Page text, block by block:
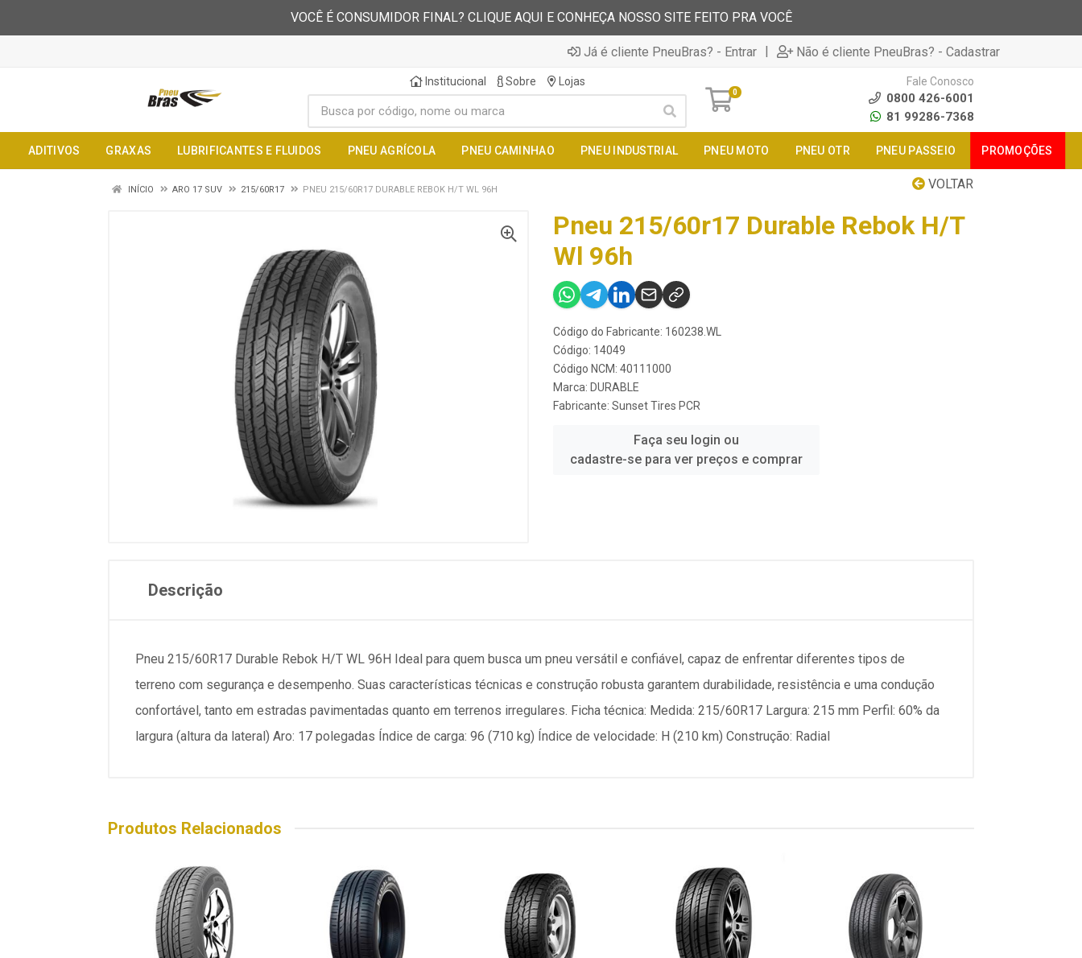
VOCÊ É CONSUMIDOR FINAL? CLIQUE AQUI E CONHEÇA NOSSO SITE FEITO PRA VOCÊ
Já é cliente PneuBras? - Entrar | Não é cliente PneuBras? - Cadastrar
Institucional Sobre Lojas
0
Fale Conosco
0800 426-6001
81 99286-7368
ADITIVOS GRAXAS LUBRIFICANTES E FLUIDOS PNEU AGRÍCOLA PNEU CAMINHAO PNEU INDUSTRIAL PNEU MOTO PNEU OTR PNEU PASSEIO PROMOÇÕES
VOLTAR
INÍCIO ARO 17 SUV 215/60R17 PNEU 215/60R17 DURABLE REBOK H/T WL 96H
Pneu 215/60r17 Durable Rebok H/T
Wl 96h
Código do Fabricante: 160238.WL
Código: 14049
Código NCM: 40111000
Marca: DURABLE
Fabricante: Sunset Tires PCR
Faça seu login ou
cadastre-se para ver preços e comprar
Descrição
Pneu 215/60R17 Durable Rebok H/T WL 96H Ideal para quem busca um pneu versátil e confiável, capaz de enfrentar diferentes tipos de
terreno com segurança e desempenho. Suas características técnicas e construção robusta garantem durabilidade, resistência e uma condução
confortável, tanto em estradas pavimentadas quanto em terrenos irregulares. Ficha técnica: Medida: 215/60R17 Largura: 215 mm Perfil: 60% da
largura (altura da lateral) Aro: 17 polegadas Índice de carga: 96 (710 kg) Índice de velocidade: H (210 km) Construção: Radial
Produtos Relacionados